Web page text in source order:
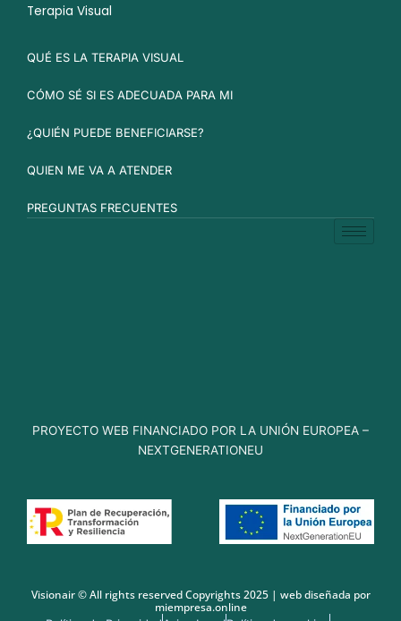
Terapia Visual
QUÉ ES LA TERAPIA VISUAL
CÓMO SÉ SI ES ADECUADA PARA MI
¿QUIÉN PUEDE BENEFICIARSE?
QUIEN ME VA A ATENDER
PREGUNTAS FRECUENTES
PROYECTO WEB FINANCIADO POR LA UNIÓN EUROPEA –
NEXTGENERATIONEU
Visionair © All rights reserved Copyrights 2025 | web diseñada por
miempresa.online